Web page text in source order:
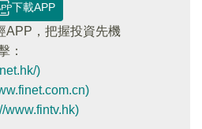
下載APP
APP，把握投資先機
：
)
www.fintv.hk)